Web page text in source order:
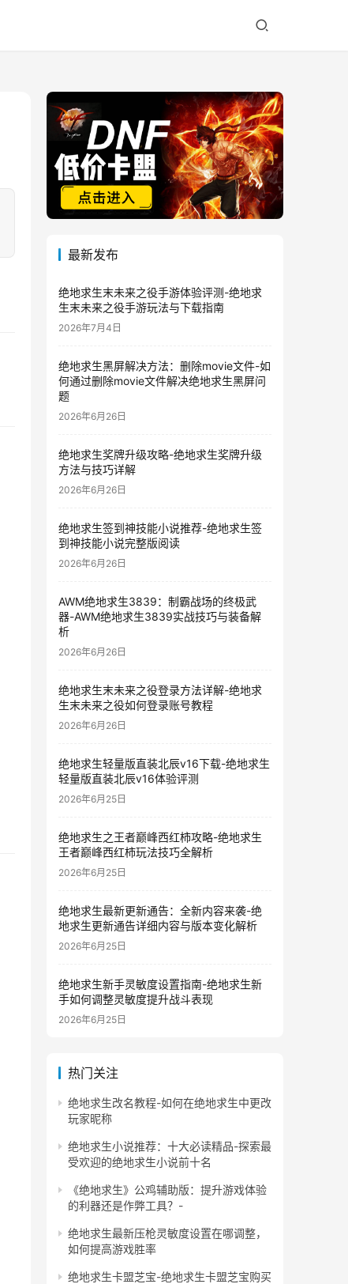
最新发布
绝地求生末未来之役手游体验评测-绝地求
生末未来之役手游玩法与下载指南
2026年7月4日
绝地求生黑屏解决方法：删除movie文件-如
何通过删除movie文件解决绝地求生黑屏问
题
2026年6月26日
绝地求生奖牌升级攻略-绝地求生奖牌升级
方法与技巧详解
2026年6月26日
绝地求生签到神技能小说推荐-绝地求生签
到神技能小说完整版阅读
2026年6月26日
AWM绝地求生3839：制霸战场的终极武
器-AWM绝地求生3839实战技巧与装备解
析
2026年6月26日
绝地求生末未来之役登录方法详解-绝地求
生末未来之役如何登录账号教程
2026年6月26日
绝地求生轻量版直装北辰v16下载-绝地求生
轻量版直装北辰v16体验评测
2026年6月25日
绝地求生之王者巅峰西红柿攻略-绝地求生
王者巅峰西红柿玩法技巧全解析
2026年6月25日
绝地求生最新更新通告：全新内容来袭-绝
地求生更新通告详细内容与版本变化解析
2026年6月25日
绝地求生新手灵敏度设置指南-绝地求生新
手如何调整灵敏度提升战斗表现
2026年6月25日
热门关注
绝地求生改名教程-如何在绝地求生中更改
玩家昵称
绝地求生小说推荐：十大必读精品-探索最
受欢迎的绝地求生小说前十名
《绝地求生》公鸡辅助版：提升游戏体验
的利器还是作弊工具？-
绝地求生最新压枪灵敏度设置在哪调整，
如何提高游戏胜率
绝地求生卡盟芝宝-绝地求生卡盟芝宝购买